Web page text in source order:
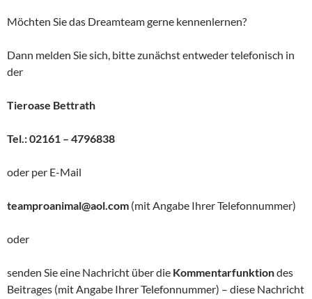
Möchten Sie das Dreamteam gerne kennenlernen?
Dann melden Sie sich, bitte zunächst entweder telefonisch in
der
Tieroase Bettrath
Tel.: 02161 – 4796838
oder per E-Mail
teamproanimal@aol.com (mit Angabe Ihrer Telefonnummer)
oder
senden Sie eine Nachricht über die Kommentarfunktiondes
Beitrages (mit Angabe Ihrer Telefonnummer) – diese Nachricht